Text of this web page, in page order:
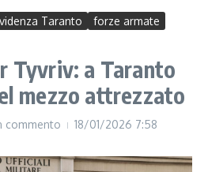
Taranto
forze armate
Tyvriv: a Taranto
mezzo attrezzato
commento 18/01/2026 7:58